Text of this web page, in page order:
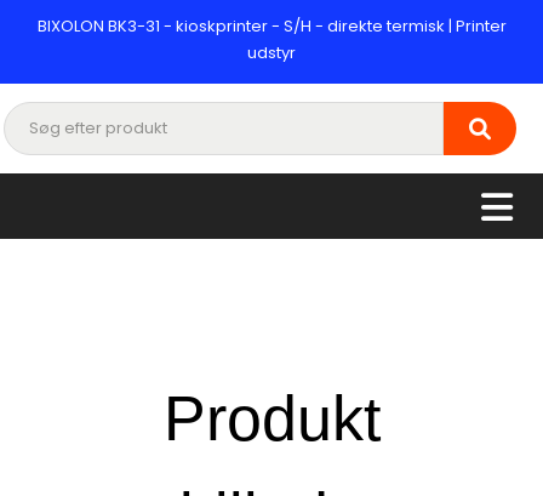
BIXOLON BK3-31 - kioskprinter - S/H - direkte termisk | Printer
udstyr